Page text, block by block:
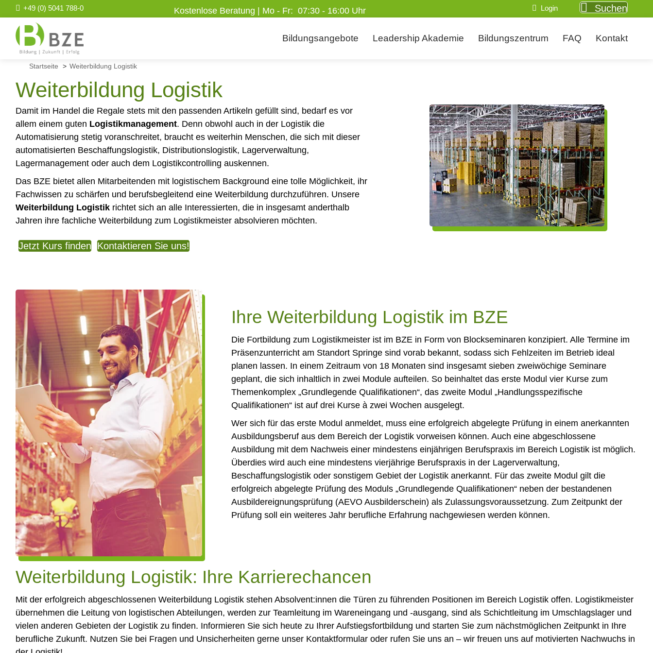
+49 (0) 5041 788-0 Kostenlose Beratung | Mo - Fr: 07:30 - 16:00 Uhr Login Suchen
Bildungsangebote Leadership Akademie Bildungszentrum FAQ Kontakt
Startseite > Weiterbildung Logistik
Weiterbildung Logistik
Damit im Handel die Regale stets mit den passenden Artikeln gefüllt sind, bedarf es vor
allem einem guten Logistikmanagement. Denn obwohl auch in der Logistik die
Automatisierung stetig voranschreitet, braucht es weiterhin Menschen, die sich mit dieser
automatisierten Beschaffungslogistik, Distributionslogistik, Lagerverwaltung,
Lagermanagement oder auch dem Logistikcontrolling auskennen.
Das BZE bietet allen Mitarbeitenden mit logistischem Background eine tolle Möglichkeit, ihr
Fachwissen zu schärfen und berufsbegleitend eine Weiterbildung durchzuführen. Unsere
Weiterbildung Logistik richtet sich an alle Interessierten, die in insgesamt anderthalb
Jahren ihre fachliche Weiterbildung zum Logistikmeister absolvieren möchten.
Jetzt Kurs finden Kontaktieren Sie uns!
Ihre Weiterbildung Logistik im BZE
Die Fortbildung zum Logistikmeister ist im BZE in Form von Blockseminaren konzipiert. Alle Termine im
Präsenzunterricht am Standort Springe sind vorab bekannt, sodass sich Fehlzeiten im Betrieb ideal
planen lassen. In einem Zeitraum von 18 Monaten sind insgesamt sieben zweiwöchige Seminare
geplant, die sich inhaltlich in zwei Module aufteilen. So beinhaltet das erste Modul vier Kurse zum
Themenkomplex „Grundlegende Qualifikationen“, das zweite Modul „Handlungsspezifische
Qualifikationen“ ist auf drei Kurse à zwei Wochen ausgelegt.
Wer sich für das erste Modul anmeldet, muss eine erfolgreich abgelegte Prüfung in einem anerkannten
Ausbildungsberuf aus dem Bereich der Logistik vorweisen können. Auch eine abgeschlossene
Ausbildung mit dem Nachweis einer mindestens einjährigen Berufspraxis im Bereich Logistik ist möglich.
Überdies wird auch eine mindestens vierjährige Berufspraxis in der Lagerverwaltung,
Beschaffungslogistik oder sonstigem Gebiet der Logistik anerkannt. Für das zweite Modul gilt die
erfolgreich abgelegte Prüfung des Moduls „Grundlegende Qualifikationen“ neben der bestandenen
Ausbildereignungsprüfung (AEVO Ausbilderschein) als Zulassungsvoraussetzung. Zum Zeitpunkt der
Prüfung soll ein weiteres Jahr berufliche Erfahrung nachgewiesen werden können.
Weiterbildung Logistik: Ihre Karrierechancen
Mit der erfolgreich abgeschlossenen Weiterbildung Logistik stehen Absolvent:innen die Türen zu führenden Positionen im Bereich Logistik offen. Logistikmeister
übernehmen die Leitung von logistischen Abteilungen, werden zur Teamleitung im Wareneingang und -ausgang, sind als Schichtleitung im Umschlagslager und
vielen anderen Gebieten der Logistik zu finden. Informieren Sie sich heute zu Ihrer Aufstiegsfortbildung und starten Sie zum nächstmöglichen Zeitpunkt in Ihre
berufliche Zukunft. Nutzen Sie bei Fragen und Unsicherheiten gerne unser Kontaktformular oder rufen Sie uns an – wir freuen uns auf motivierten Nachwuchs in